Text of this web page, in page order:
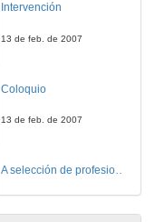
Intervención
13 de feb. de 2007
Coloquio
13 de feb. de 2007
A selección de profesionais de perfil universitario: Guía práctica para reclutar e reter aos mellores profesionais nunha empresa